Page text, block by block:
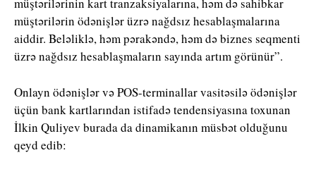
müştərilərinin kart tranzaksiyalarına, həm də sahibkar
müştərilərin ödənişlər üzrə nağdsız hesablaşmalarına
aiddir. Beləliklə, həm pərakəndə, həm də biznes seqmenti
üzrə nağdsız hesablaşmaların sayında artım görünür”.
Onlayn ödənişlər və POS-terminallar vasitəsilə ödənişlər
üçün bank kartlarından istifadə tendensiyasına toxunan
İlkin Quliyev burada da dinamikanın müsbət olduğunu
qeyd edib: